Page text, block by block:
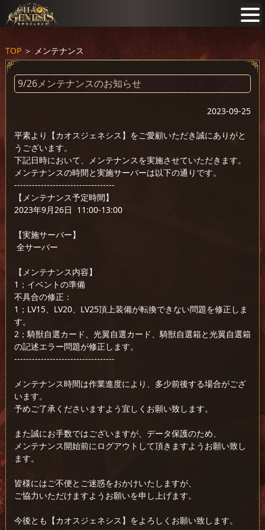
TOP＞ メンテナンス
9/26メンテナンスのお知らせ
2023-09-25
平素より【カオスジェネシス】をご愛顧いただき誠にありがと
うございます。
下記日時において、メンテナンスを実施させていただきます。
メンテナンスの時間と実施サーバーは以下の通りです。
----------------------------------
【メンテナンス予定時間】
2023年9月26日 11:00-13:00
【実施サーバー】
全サーバー
【メンテナンス内容】
1；イベントの準備
不具合の修正：
1；LV15、LV20、LV25頂上装備が転換できない問題を修正しま
す。
2；騎獣自選カード、光翼自選カード、騎獣自選箱と光翼自選箱
の記述エラー問題が修正します。
----------------------------------
メンテナンス時間は作業進度により、多少前後する場合がござ
います。
予めご了承くださいますよう宜しくお願い致します。
また誠にお手数ではございますが、データ保護のため、
メンテナンス開始前にログアウトして頂きますようお願い致し
ます。
皆様にはご不便とご迷惑をおかけいたしますが、
ご協力いただけますようお願いを申し上げます。
今後とも【カオスジェネシス】をよろしくお願い致します。